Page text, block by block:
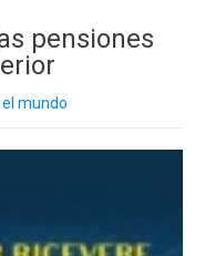
pensiones
el mundo